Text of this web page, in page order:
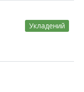
Укладений